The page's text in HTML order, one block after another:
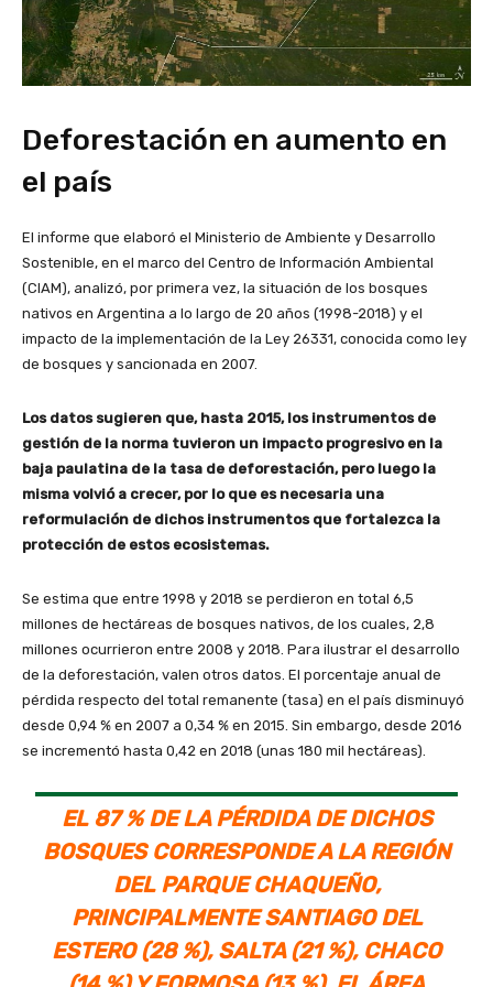
Deforestación en aumento en
el país
El informe que elaboró el Ministerio de Ambiente y Desarrollo
Sostenible, en el marco del Centro de Información Ambiental
(CIAM), analizó, por primera vez, la situación de los bosques
nativos en Argentina a lo largo de 20 años (1998-2018) y el
impacto de la implementación de la Ley 26331, conocida como ley
de bosques y sancionada en 2007.
Los datos sugieren que, hasta 2015, los instrumentos de
gestión de la norma tuvieron un impacto progresivo en la
baja paulatina de la tasa de deforestación, pero luego la
misma volvió a crecer, por lo que es necesaria una
reformulación de dichos instrumentos que fortalezca la
protección de estos ecosistemas.
Se estima que entre 1998 y 2018 se perdieron en total 6,5
millones de hectáreas de bosques nativos, de los cuales, 2,8
millones ocurrieron entre 2008 y 2018. Para ilustrar el desarrollo
de la deforestación, valen otros datos. El porcentaje anual de
pérdida respecto del total remanente (tasa) en el país disminuyó
desde 0,94 % en 2007 a 0,34 % en 2015. Sin embargo, desde 2016
se incrementó hasta 0,42 en 2018 (unas 180 mil hectáreas).
EL 87 % DE LA PÉRDIDA DE DICHOS
BOSQUES CORRESPONDE A LA REGIÓN
DEL PARQUE CHAQUEÑO,
PRINCIPALMENTE SANTIAGO DEL
ESTERO (28 %), SALTA (21 %), CHACO